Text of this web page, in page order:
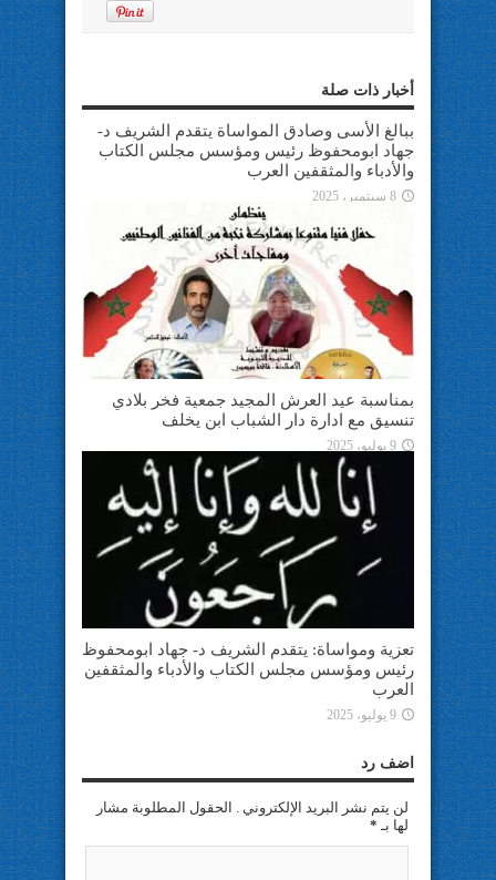
أخبار ذات صلة
ببالغ الأسى وصادق المواساة يتقدم الشريف د-
جهاد ابومحفوظ رئيس ومؤسس مجلس الكتاب
والأدباء والمثقفين العرب
8 سبتمبر، 2025
بمناسبة عيد العرش المجيد جمعية فخر بلادي
تنسيق مع ادارة دار الشباب ابن يخلف
9 يوليو، 2025
تعزية ومواساة: يتقدم الشريف د- جهاد ابومحفوظ
رئيس ومؤسس مجلس الكتاب والأدباء والمثقفين
العرب
9 يوليو، 2025
اضف رد
لن يتم نشر البريد الإلكتروني . الحقول المطلوبة مشار
لها بـ *